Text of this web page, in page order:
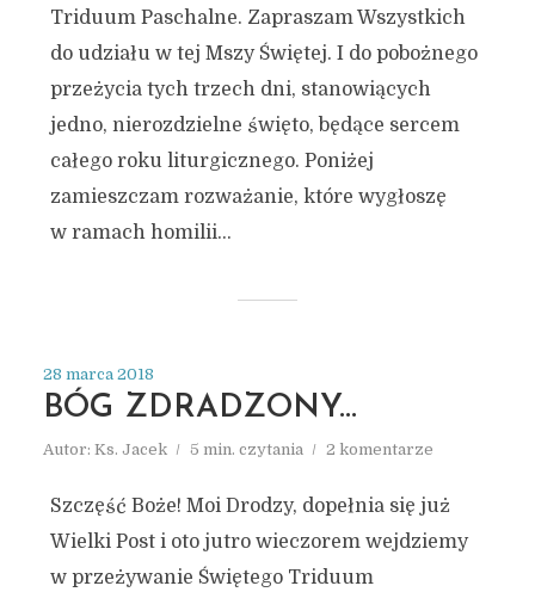
Triduum Paschalne. Zapraszam Wszystkich
do udziału w tej Mszy Świętej. I do pobożnego
przeżycia tych trzech dni, stanowiących
jedno, nierozdzielne święto, będące sercem
całego roku liturgicznego. Poniżej
zamieszczam rozważanie, które wygłoszę
w ramach homilii...
28 marca 2018
BÓG ZDRADZONY…
Autor: Ks. Jacek 5 min. czytania 2 komentarze
Szczęść Boże! Moi Drodzy, dopełnia się już
Wielki Post i oto jutro wieczorem wejdziemy
w przeżywanie Świętego Triduum